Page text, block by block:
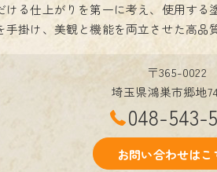
ける仕上がりを第一に考え、使用す
手掛け、美観と機能を両立させた高品
〒365-0022
埼玉県鴻巣市郷地
048-543-
お問い合わせはこ